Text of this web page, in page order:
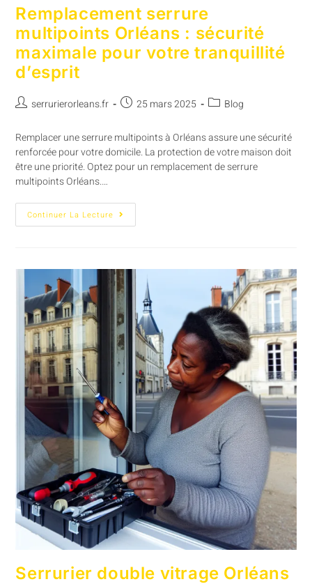
Remplacement serrure
multipoints Orléans : sécurité
maximale pour votre tranquillité
d’esprit
serrurierorleans.fr 25 mars 2025 Blog
Remplacer une serrure multipoints à Orléans assure une sécurité
renforcée pour votre domicile. La protection de votre maison doit
être une priorité. Optez pour un remplacement de serrure
multipoints Orléans.…
Continuer La Lecture
Serrurier double vitrage Orléans